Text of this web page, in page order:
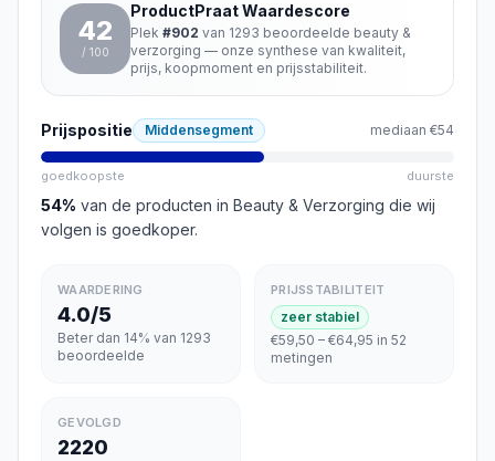
42
/ 100
ProductPraat Waardescore
Plek #902 van 1293 beoordeelde beauty &
verzorging — onze synthese van kwaliteit,
prijs, koopmoment en prijsstabiliteit.
Prijspositie Middensegment mediaan €54
goedkoopste duurste
54% van de producten in Beauty & Verzorging die wij
volgen is goedkoper.
WAARDERING
4.0/5
Beter dan 14% van 1293
beoordeelde
PRIJSSTABILITEIT
zeer stabiel
€59,50 – €64,95 in 52
metingen
GEVOLGD
2220